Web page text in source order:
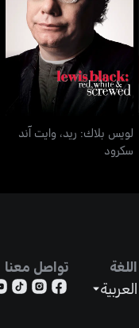
لويس بلاك: ريد، وايت آند
سكرود
لويس بلاك: ريد، وايت آند
سكرود
اللغة
العربية
تواصل معنا